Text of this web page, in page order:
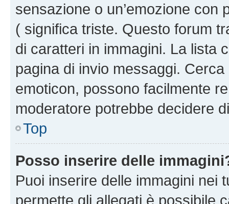
sensazione o un’emozione
( significa triste. Questo forum
di caratteri in immagini. La lista
pagina di invio messaggi.
emoticon, possono facilmente
moderatore potrebbe decidere
Top
Posso inserire delle
Puoi inserire delle immagini nei
permette gli allegati è possibile